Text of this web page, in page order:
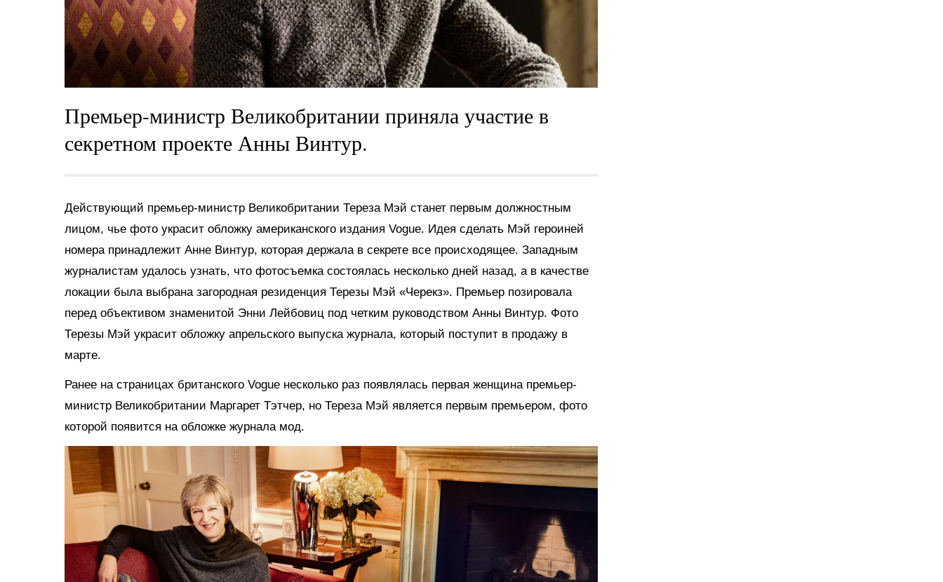
Премьер-министр Великобритании приняла участие в
секретном проекте Анны Винтур.
Действующий премьер-министр Великобритании Тереза Мэй станет первым должностным
лицом, чье фото украсит обложку американского издания Vogue. Идея сделать Мэй героиней
номера принадлежит Анне Винтур, которая держала в секрете все происходящее. Западным
журналистам удалось узнать, что фотосъемка состоялась несколько дней назад, а в качестве
локации была выбрана загородная резиденция Терезы Мэй «Черекз». Премьер позировала
перед объективом знаменитой Энни Лейбовиц под четким руководством Анны Винтур. Фото
Терезы Мэй украсит обложку апрельского выпуска журнала, который поступит в продажу в
марте.
Ранее на страницах британского Vogue несколько раз появлялась первая женщина премьер-
министр Великобритании Маргарет Тэтчер, но Тереза Мэй является первым премьером, фото
которой появится на обложке журнала мод.